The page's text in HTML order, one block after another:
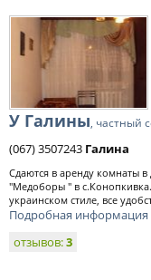
У Галины, частный
(067) 3507243 Галина
Сдаются в аренду комнаты
"Медоборы " в
украинском стиле, все
Подробная информация
отзывов:3